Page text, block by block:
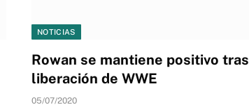
NOTICIAS
Rowan se mantiene positivo tras
liberación de WWE
05/07/2020